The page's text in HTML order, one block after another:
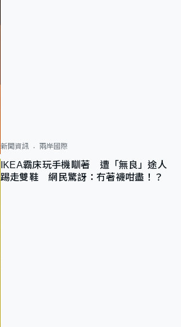
新聞資訊 兩岸國際
IKEA霸床玩手機瞓著 遭「無良」途人
踢走雙鞋 網民驚訝：冇著襪咁盡！？